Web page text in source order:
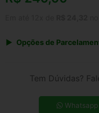
Opções de
4x de R$ 66,52
Tem Dúvidas?
Whatsapp